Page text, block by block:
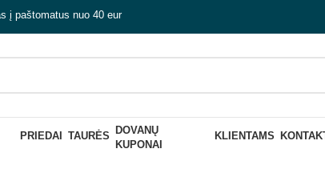
į paštomatus nuo 40 eur
PRIEDAI TAURĖS
DOVANŲ
KUPONAI
KLIENTAMS
70